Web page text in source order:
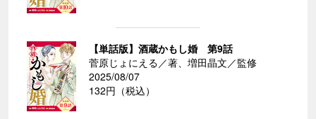
【単話版】酒蔵かもし婚 第9話
菅原じょにえる／著、増田晶文／監修
2025/08/07
132円（税込）